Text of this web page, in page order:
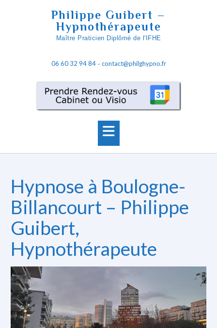
Philippe Guibert –
Hypnothérapeute
Maître Praticien Diplômé de l'IFHE
06 60 32 94 84- contact@philghypno.fr
Hypnose à Boulogne-
Billancourt – Philippe
Guibert,
Hypnothérapeute